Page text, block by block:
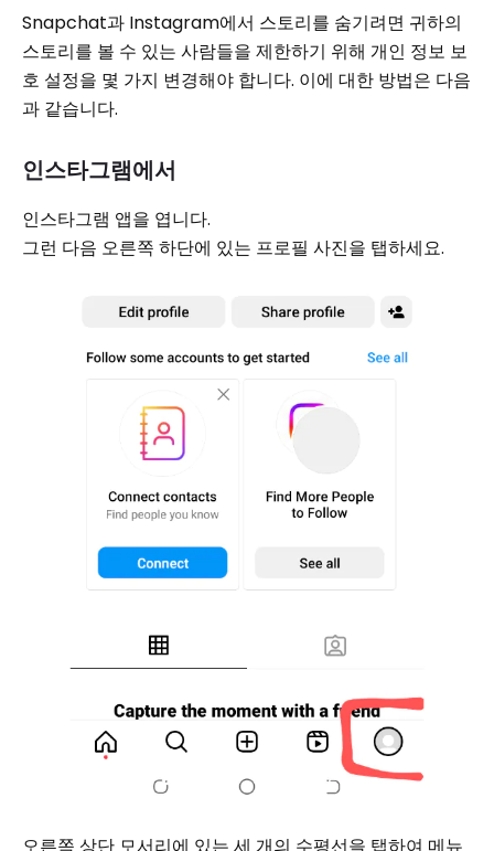
Snapchat과 Instagram에서 스토리를 숨기려면 귀하의
스토리를 볼 수 있는 사람들을 제한하기 위해 개인 정보 보
호 설정을 몇 가지 변경해야 합니다. 이에 대한 방법은 다음
과 같습니다.
인스타그램에서
인스타그램 앱을 엽니다.
그런 다음 오른쪽 하단에 있는 프로필 사진을 탭하세요.